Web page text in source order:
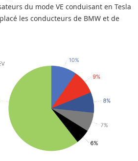
du mode VE conduisant en Tesla
les conducteurs de BMW et de